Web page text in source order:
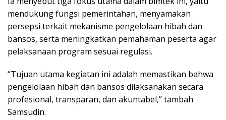
mendukung fungsi pemerintahan, menyamakan
persepsi terkait mekanisme pengelolaan hibah dan
bansos, serta meningkatkan pemahaman peserta agar
pelaksanaan program sesuai regulasi.
“Tujuan utama kegiatan ini adalah memastikan bahwa
pengelolaan hibah dan bansos dilaksanakan secara
profesional, transparan, dan akuntabel,” tambah
Samsudin.